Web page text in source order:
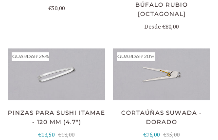
€50,00
BÚFALO RUBIO
[OCTAGONAL]
Desde€80,00
GUARDAR 25%
PINZAS PARA SUSHI ITAMAE
- 120 MM (4.7")
€13,50 €18,00
GUARDAR 20%
CORTAÚÑAS SUWADA -
DORADO
€76,00 €95,00